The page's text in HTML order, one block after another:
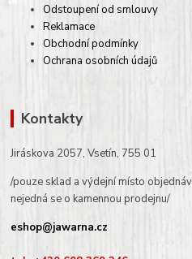
Odstoupení od smlouvy
Reklamace
Obchodní podmínky
Ochrana osobních údajů
Kontakty
Jiráskova 2057, Vsetín, 755 01
/pouze sklad a výdejní místo
nejedná se o kamennou prodejnu/
eshop@jawarna.cz